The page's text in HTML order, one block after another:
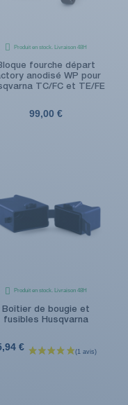
Produit en stock. Livraison 48H
fourche départ
anodisé WP pour
TC/FC et TE/FE
99,00 €
Produit en stock. Livraison 48H
Boîtier de bougie et
fusibles Husqvarna
€